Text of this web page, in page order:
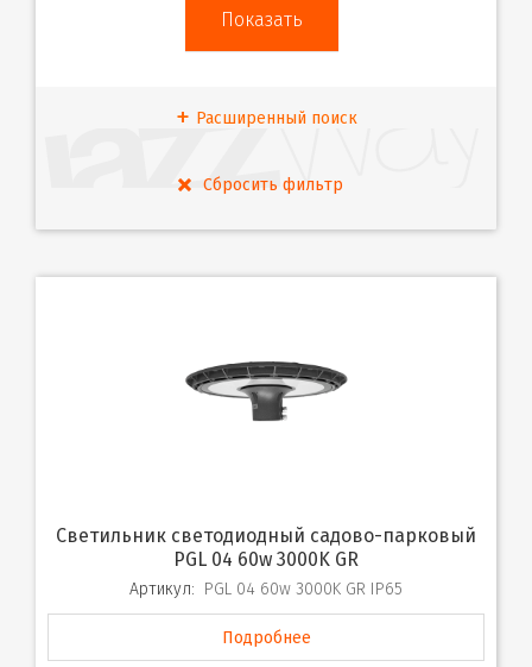
Расширенный поиск
Светильник светодиодный садово-парковый
PGL 04 60w 3000K GR
Артикул: PGL 04 60w 3000K GR IP65
Подробнее